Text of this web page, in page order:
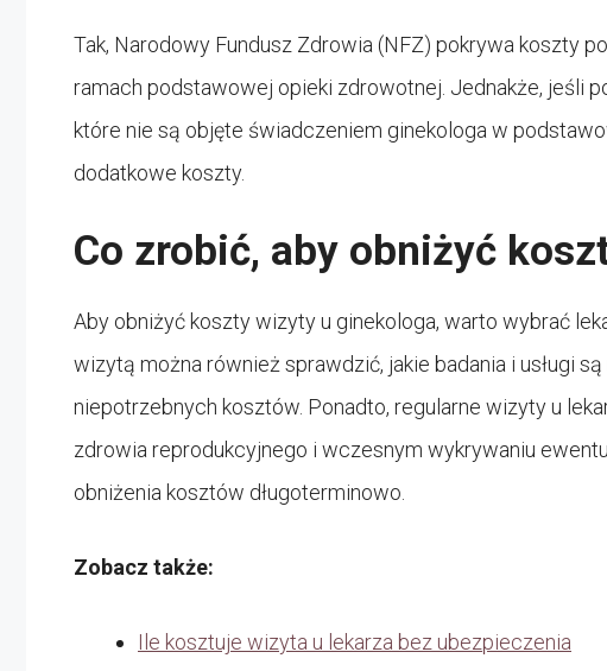
Tak, Narodowy Fundusz Zdrowia (NFZ) pokrywa koszty
ramach podstawowej opieki zdrowotnej. Jednakże, jeśli
które nie są objęte świadczeniem ginekologa w
dodatkowe koszty.
Co zrobić, aby obniżyć
Aby obniżyć koszty wizyty u ginekologa, warto wybrać
wizytą można również sprawdzić, jakie badania i usługi
niepotrzebnych kosztów. Ponadto, regularne wizyty u
zdrowia reprodukcyjnego i wczesnym wykrywaniu
obniżenia kosztów długoterminowo.
Zobacz także:
Ile kosztuje wizyta u lekarza bez ubezpieczenia